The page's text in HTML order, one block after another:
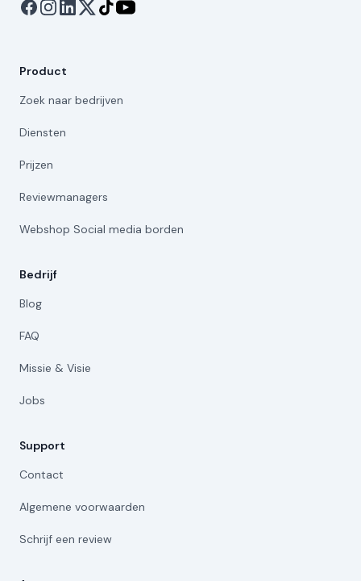
Product
Zoek naar bedrijven
Diensten
Prijzen
Reviewmanagers
Webshop Social media borden
Bedrijf
Blog
FAQ
Missie & Visie
Jobs
Support
Contact
Algemene voorwaarden
Schrijf een review